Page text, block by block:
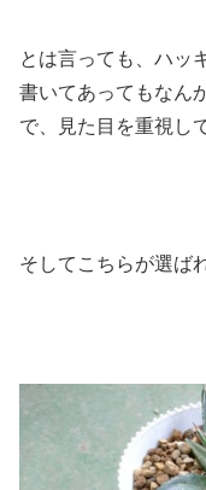
とは言っても、ハッ
書いてあってもなん
で、見た目を重視し
そしてこちらが選ば